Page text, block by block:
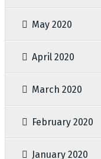
May 2020
April 2020
March 2020
February 2020
January 2020